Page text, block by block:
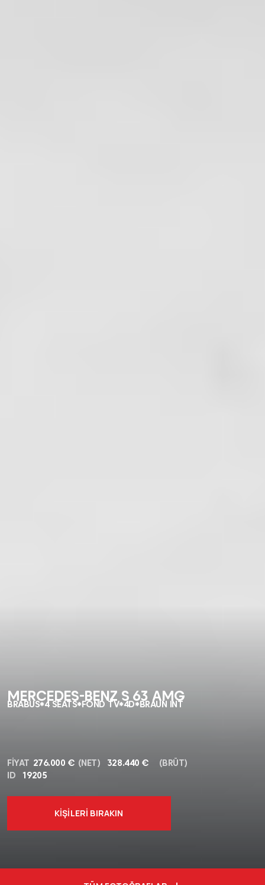
MERCEDES-BENZ S 63 AMG
BRABUS*4 SEATS*FOND TV*4D*BRAUN INT
FIYAT 276.000 € (NET) 328.440 €
(BRÜT)
ID
19205
KIŞILERI BIRAKIN